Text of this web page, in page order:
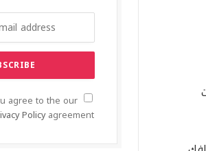
agree to the our
Policyagreement.